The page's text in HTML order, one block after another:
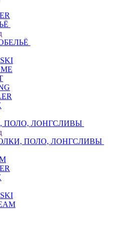
ПОЛО, ЛОНГСЛИВЫ
ПОЛО, ЛОНГСЛИВЫ